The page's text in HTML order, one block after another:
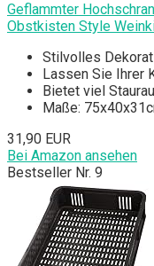
Geflammter
Obstkisten Style
Stilvolles
Lassen Sie Ihrer
Bietet viel
Maße:
31,90 EUR
Bei Amazon ansehen
Bestseller Nr. 9